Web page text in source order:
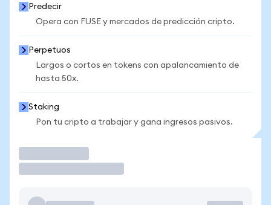
Predecir
Opera con FUSE y mercados de predicción cripto.
Perpetuos
Largos o cortos en tokens con apalancamiento de
hasta 50x.
Staking
Pon tu cripto a trabajar y gana ingresos pasivos.